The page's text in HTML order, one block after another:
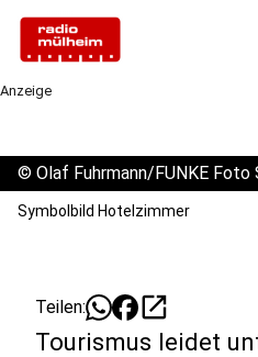
Anzeige
© Olaf Fuhrmann/FUNKE Foto
Symbolbild Hotelzimmer
Teilen: open_in_new
Tourismus leidet